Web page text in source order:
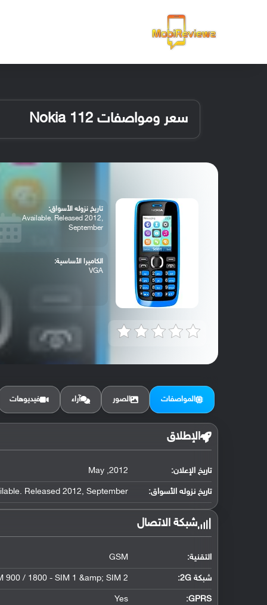
سعر ومواصفات Nokia 112
تاريخ نزوله الأسواق:
Available. Released 2012,
September
الكاميرا الأساسية:
VGA
المواصفات الصور آراء فيديوهات
الإطلاق
تاريخ الإعلان: 2012, May
تاريخ نزوله الأسواق: Released 2012, September
شبكة الاتصال
التقنية: GSM
شبكة 2G: 900 / 1800 - SIM 1 &amp; SIM 2
GPRS:
Yes